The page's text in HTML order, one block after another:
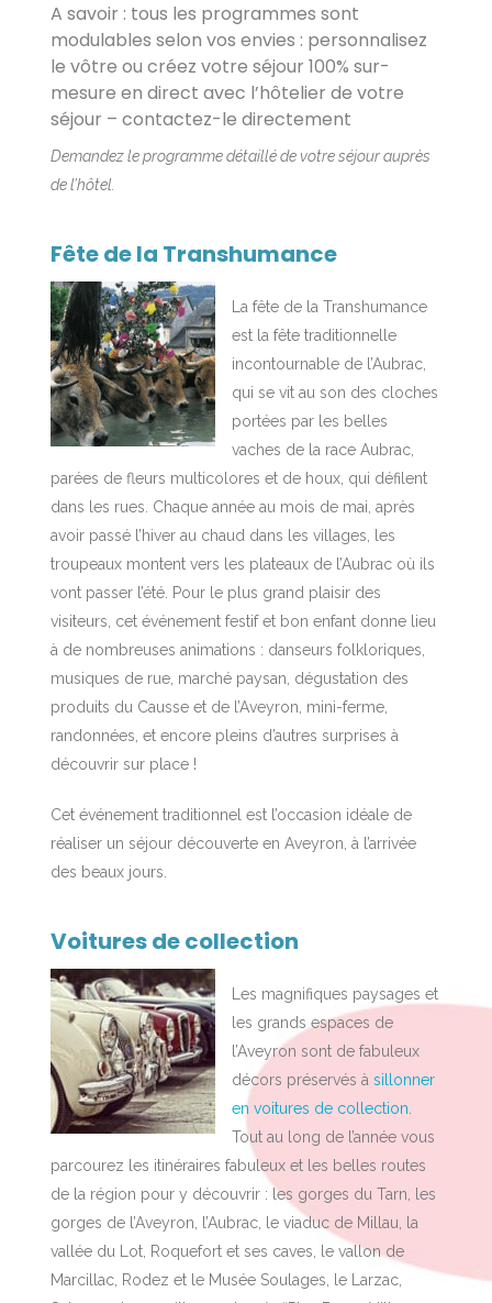
A savoir : tous les programmes sont
modulables selon vos envies : personnalisez
le vôtre ou créez votre séjour 100% sur-
mesure en direct avec l’hôtelier de votre
séjour – contactez-le directement
Demandez le programme détaillé de votre séjour auprès
de l’hôtel.
Fête de la Transhumance
La fête de la Transhumance
est la fête traditionnelle
incontournable de l’Aubrac,
qui se vit au son des cloches
portées par les belles
vaches de la race Aubrac,
parées de fleurs multicolores et de houx, qui défilent
dans les rues. Chaque année au mois de mai, après
avoir passé l’hiver au chaud dans les villages, les
troupeaux montent vers les plateaux de l’Aubrac où ils
vont passer l’été. Pour le plus grand plaisir des
visiteurs, cet événement festif et bon enfant donne lieu
à de nombreuses animations : danseurs folkloriques,
musiques de rue, marché paysan, dégustation des
produits du Causse et de l’Aveyron, mini-ferme,
randonnées, et encore pleins d’autres surprises à
découvrir sur place !
Cet événement traditionnel est l’occasion idéale de
réaliser un séjour découverte en Aveyron, à l’arrivée
des beaux jours.
Voitures de collection
Les magnifiques paysages et
les grands espaces de
l’Aveyron sont de fabuleux
décors préservés àsillonner
en voitures de collection
Tout au long de l’année vous
parcourez les itinéraires fabuleux et les belles routes
de la région pour y découvrir : les gorges du Tarn, les
gorges de l’Aveyron, l’Aubrac, le viaduc de Millau, la
vallée du Lot, Roquefort et ses caves, le vallon de
Marcillac, Rodez et le Musée Soulages, le Larzac,